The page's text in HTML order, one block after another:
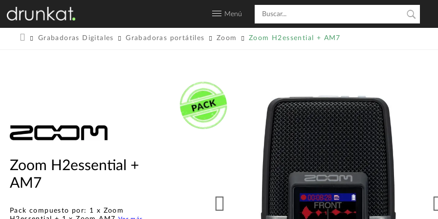
Menú
Grabadoras Digitales Grabadoras portátiles Zoom Zoom H2essential + AM7
Zoom H2essential +
AM7
Pack compuesto por: 1 x Zoom